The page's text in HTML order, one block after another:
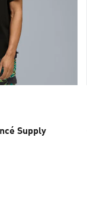
Supply